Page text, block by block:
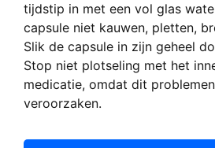
tijdstip in met een vol glas
capsule niet kauwen, pletten,
Slik de capsule in zijn geheel
Stop niet plotseling met het
medicatie, omdat dit
veroorzaken.